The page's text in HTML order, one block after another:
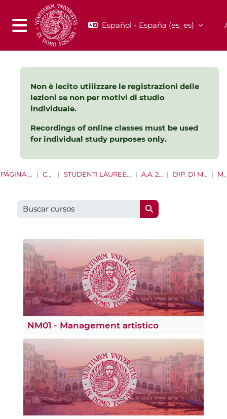
Salta al contenido principal
Panel lateral
Español - España ‎(es_es)‎
Non è lecito utilizzare le registrazioni delle
lezioni se non per motivi di studio
individuale.
Recordings of online classes must be used
for individual study purposes only.
PÁGINA PRINCIPAL CURSOS STUDENTI LAUREE E LAUREE MAGISTRALI A.A. 2021 - 2022 DIP. DI MANAGEMENT
Buscar cursos
Buscar cursos
NM01 - Management artistico